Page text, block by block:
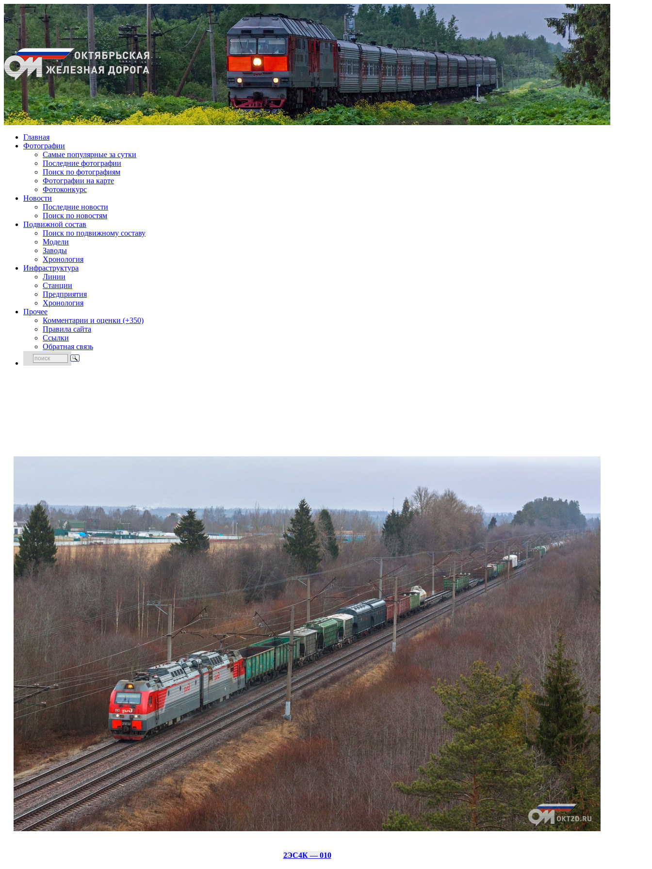
Главная
Фотографии
Cамые популярные за сутки
Последние фотографии
Поиск по фотографиям
Фотографии на карте
Фотоконкурс
Новости
Последние новости
Поиск по новостям
Подвижной состав
Поиск по подвижному составу
Модели
Заводы
Хронология
Инфраструктура
Линии
Станции
Предприятия
Хронология
Прочее
Комментарии и оценки (+350)
Правила сайта
Ссылки
Обратная связь
2ЭС4К — 010